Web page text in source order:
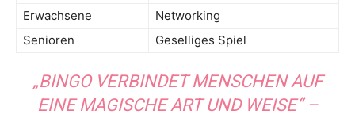
Erwachsene
Networking
Senioren
Geselliges Spiel
„BINGO VERBINDET MENSCHEN AUF
EINE MAGISCHE ART UND WEISE“ –